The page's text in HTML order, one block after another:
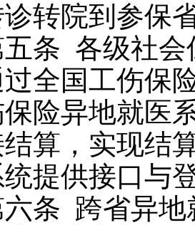
转院到参保
各级社会
全国工伤保
险异地就医
结算，实现结
提供接口与
跨省异地